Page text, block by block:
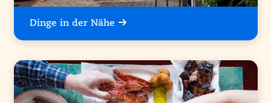
Dinge in der Nähe